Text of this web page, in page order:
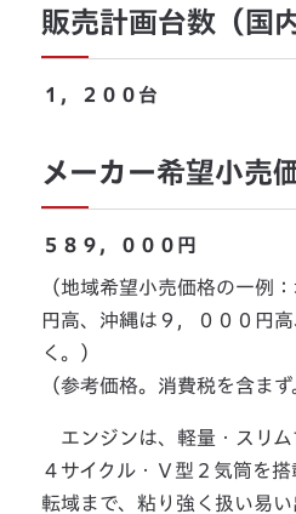
販売計画台数（国
１，２００台
メーカー希望小売
５８９，０００円
（地域希望小売価格の一例
円高、沖縄は９，０００円
く。）
（参考価格。消費税を含まず
エンジンは、軽量・スリム
４サイクル・Ｖ型２気筒を
転域まで、粘り強く扱い易